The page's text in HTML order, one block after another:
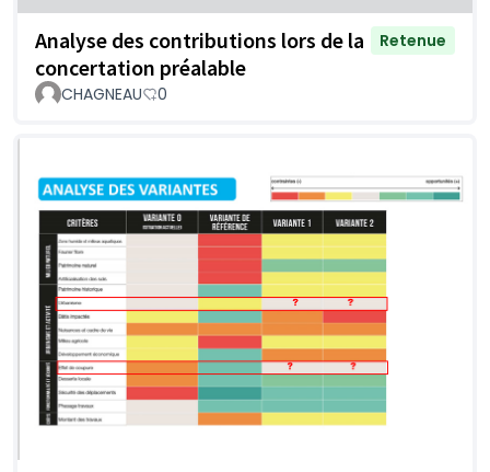
Analyse des contributions lors de la
concertation préalable
Retenue
CHAGNEAU 0